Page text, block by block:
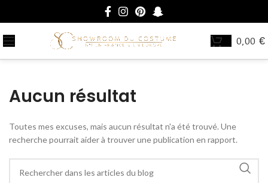
0,00 €
Aucun résultat
Toutes mes excuses, mais aucun résultat n'a été trouvé. Une
recherche pourrait aider à trouver une publication en rapport.